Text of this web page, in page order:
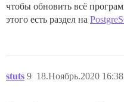
чтобы обновить всё
этого есть раздел на
stuts 18.Ноябрь.2020
9